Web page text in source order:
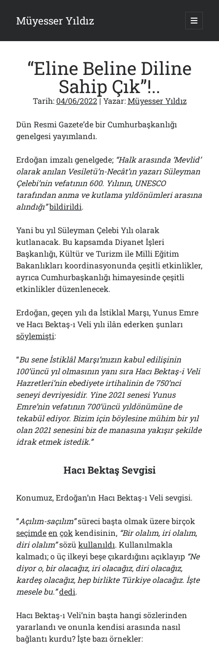
Müyesser Yıldız ana
Yan
Menü
Türkiye 2.0’a Gidiş!..
05/08/2026
Er Gaziler 20 Gün Sonra Gelen MSB Heyetine Böyle İsyan Etti:“Bizi
Teröristlere G……yle Güldürdünüz”
01/08/2026
Papazın “Komutanı” Ayasofya ve Patrikhane İçin ABD’yi Göreve
Çağırdı!..
31/07/2026
Bölmediğiniz Bir O Kalmıştı!..
29/07/2026
Arşivler
Arşivler
“Eline Beline Diline
Sahip Çık”!..
Tarih: 04/06/2022| Yazar:Müyesser Yıldız
Dün Resmi Gazete’de bir Cumhurbaşkanlığı
genelgesi yayımlandı.
Erdoğan imzalı genelgede; “Halk arasında ‘Mevlid’
olarak anılan Vesiletü’n-Necât’ın yazarı Süleyman
Çelebi’nin vefatının 600. Yılının, UNESCO
tarafından anma ve kutlama yıldönümleri arasına
alındığı”bildirildi.
Yani bu yıl Süleyman Çelebi Yılı olarak
kutlanacak. Bu kapsamda Diyanet İşleri
Başkanlığı, Kültür ve Turizm ile Milli Eğitim
Bakanlıkları koordinasyonunda çeşitli etkinlikler,
ayrıca Cumhurbaşkanlığı himayesinde çeşitli
etkinlikler düzenlenecek.
Erdoğan, geçen yılı da İstiklal Marşı, Yunus Emre
ve Hacı Bektaş-ı Veli yılı ilân ederken şunları
söylemişti:
“Bu sene İstiklâl Marşı’mızın kabul edilişinin
100’üncü yıl olmasının yanı sıra Hacı Bektaş-i Veli
Hazretleri’nin ebediyete irtihalinin de 750’nci
seneyi devriyesidir. Yine 2021 senesi Yunus
Emre’nin vefatının 700’üncü yıldönümüne de
tekabül ediyor. Bizim için böylesine mühim bir yıl
olan 2021 senesini biz de manasına yakışır şekilde
idrak etmek istedik.”
Hacı Bektaş Sevgisi
Konumuz, Erdoğan’ın Hacı Bektaş-ı Veli sevgisi.
“Açılım-saçılım”süreci başta olmak üzere birçok
seçimdeen çok kendisinin, “Bir olalım, iri olalım,
diri olalım”sözükullanıldı. Kullanılmakla
kalmadı; o üç ilkeyi beşe çıkardığını açıklayıp “Ne
diyor o, bir olacağız, iri olacağız, diri olacağız,
kardeş olacağız, hep birlikte Türkiye olacağız. İşte
mesele bu.”dedi.
Hacı Bektaş-ı Veli’nin başta hangi sözlerinden
yararlandı ve onunla kendisi arasında nasıl
bağlantı kurdu? İşte bazı örnekler: